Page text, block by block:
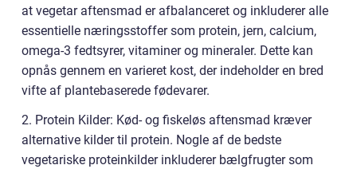
at vegetar aftensmad er afbalanceret og inkluderer alle
essentielle næringsstoffer som protein, jern, calcium,
omega-3 fedtsyrer, vitaminer og mineraler. Dette kan
opnås gennem en varieret kost, der indeholder en bred
vifte af plantebaserede fødevarer.
2. Protein Kilder: Kød- og fiskeløs aftensmad kræver
alternative kilder til protein. Nogle af de bedste
vegetariske proteinkilder inkluderer bælgfrugter som